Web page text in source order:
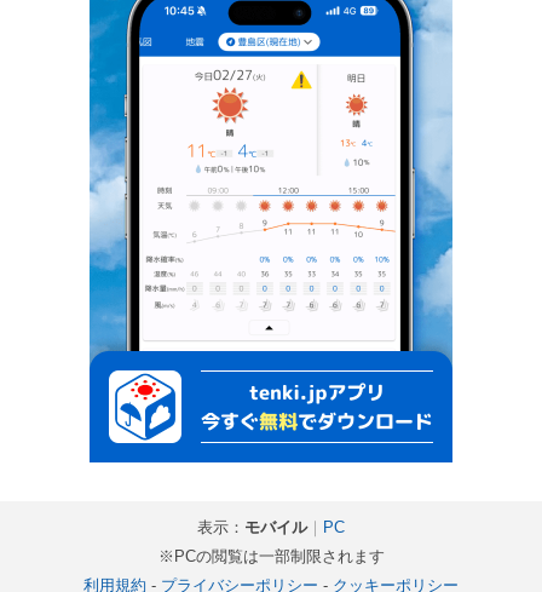
表示： モバイル｜
PC
※PCの閲覧は一部制限されます
利用規約 - プライバシーポリシー - クッキーポリシー